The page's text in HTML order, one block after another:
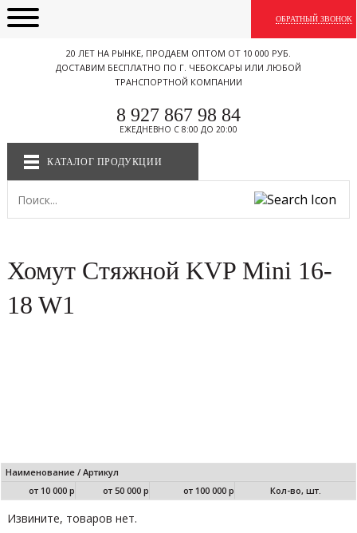
ОБРАТНЫЙ ЗВОНОК
20 ЛЕТ НА РЫНКЕ, ПРОДАЕМ ОПТОМ ОТ 10 000 РУБ.
ДОСТАВИМ БЕСПЛАТНО ПО Г. ЧЕБОКСАРЫ ИЛИ ЛЮБОЙ
ТРАНСПОРТНОЙ КОМПАНИИ
8 927 867 98 84
ЕЖЕДНЕВНО С 8:00 ДО 20:00
КАТАЛОГ ПРОДУКЦИИ
Хомут Стяжной KVP Mini 16-
18 W1
Наименование / Артикул
от 10 000 р
от 50 000 р от 100 000 р Кол-во, шт.
Извините, товаров нет.